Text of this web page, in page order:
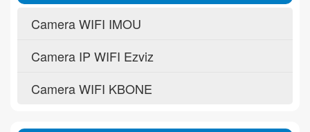
Camera WIFI IMOU
Camera IP WIFI Ezviz
Camera WIFI KBONE